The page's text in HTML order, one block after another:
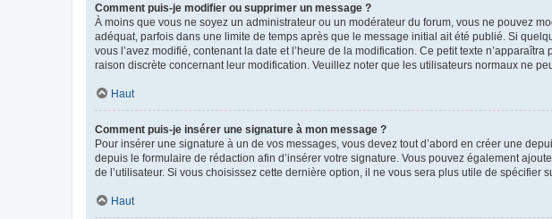
Comment puis-je modifier ou supprimer un message ?
À moins que vous ne soyez un administrateur ou un modérateur du forum, vous ne pouvez
adéquat, parfois dans une limite de temps après que le message initial ait été publié. Si
vous l’avez modifié, contenant la date et l’heure de la modification. Ce petit texte
raison discrète concernant leur modification. Veuillez noter que les utilisateurs normaux ne
Haut
Comment puis-je insérer une signature à mon message ?
Pour insérer une signature à un de vos messages, vous devez tout d’abord en créer une
depuis le formulaire de rédaction afin d’insérer votre signature. Vous pouvez également
de l’utilisateur. Si vous choisissez cette dernière option, il ne vous sera plus utile de spécifier
Haut